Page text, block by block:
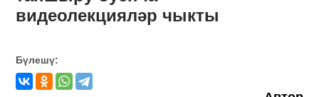
видеолекцияләр чыкты
Бүлешү: